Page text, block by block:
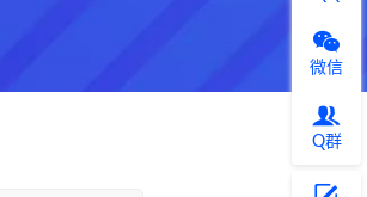
微信
Q群